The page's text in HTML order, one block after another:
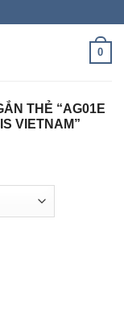
0
THẺ “AG01E
VIETNAM”